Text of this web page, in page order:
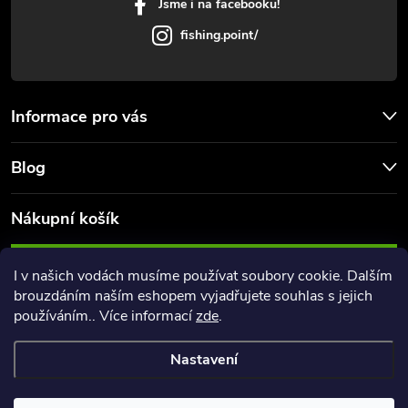
I v našich vodách musíme používat soubory cookie. Dalším
brouzdáním naším eshopem vyjadřujete souhlas s jejich
používáním.. Více informacízde.
Nastavení
Jsme i na facebooku!
fishing.point/
Informace pro vás
Blog
Nákupní košík
Copyright 2026FishingPoint. Všechna práva vyhrazena.